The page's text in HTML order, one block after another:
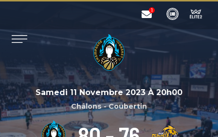
Samedi 11 Novembre 2023À 20h00
Châlons - Coubertin